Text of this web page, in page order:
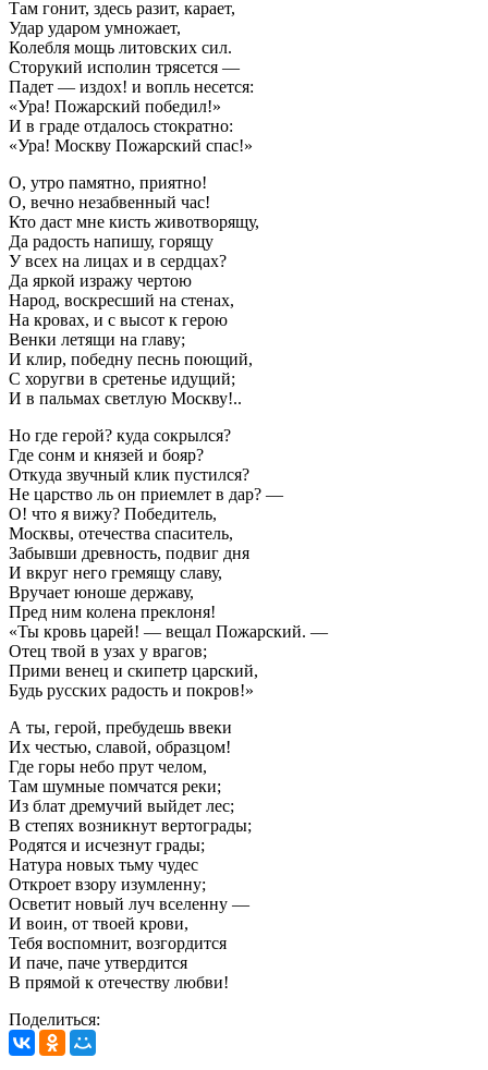
Там гонит, здесь разит, карает,
Удар ударом умножает,
Колебля мощь литовских сил.
Сторукий исполин трясется —
Падет — издох! и вопль несется:
«Ура! Пожарский победил!»
И в граде отдалось стократно:
«Ура! Москву Пожарский спас!»
О, утро памятно, приятно!
О, вечно незабвенный час!
Кто даст мне кисть животворящу,
Да радость напишу, горящу
У всех на лицах и в сердцах?
Да яркой изражу чертою
Народ, воскресший на стенах,
На кровах, и с высот к герою
Венки летящи на главу;
И клир, победну песнь поющий,
С хоругви в сретенье идущий;
И в пальмах светлую Москву!..
Но где герой? куда сокрылся?
Где сонм и князей и бояр?
Откуда звучный клик пустился?
Не царство ль он приемлет в дар? —
О! что я вижу? Победитель,
Москвы, отечества спаситель,
Забывши древность, подвиг дня
И вкруг него гремящу славу,
Вручает юноше державу,
Пред ним колена преклоня!
«Ты кровь царей! — вещал Пожарский. —
Отец твой в узах у врагов;
Прими венец и скипетр царский,
Будь русских радость и покров!»
А ты, герой, пребудешь ввеки
Их честью, славой, образцом!
Где горы небо прут челом,
Там шумные помчатся реки;
Из блат дремучий выйдет лес;
В степях возникнут вертограды;
Родятся и исчезнут грады;
Натура новых тьму чудес
Откроет взору изумленну;
Осветит новый луч вселенну —
И воин, от твоей крови,
Тебя воспомнит, возгордится
И паче, паче утвердится
В прямой к отечеству любви!
Поделиться: